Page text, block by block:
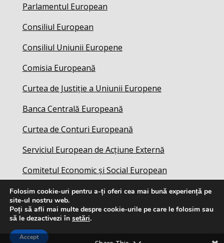
Parlamentul European
Consiliul European
Consiliul Uniunii Europene
Comisia Europeană
Curtea de Justiție a Uniunii Europene
Banca Centrală Europeană
Curtea de Conturi Europeană
Serviciul European de Acțiune Externă
Comitetul Economic și Social European
Folosim cookie-uri pentru a-ți oferi cea mai bună experiență pe
site-ul nostru web.
Poți să afli mai multe despre cookie-urile pe care le folosim sau
să le dezactivezi în setări.
Accept